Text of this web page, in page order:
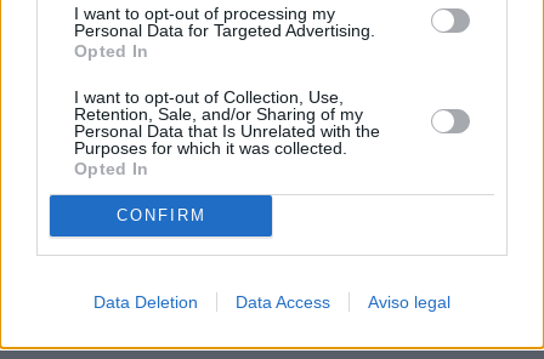
I want to opt-out of processing my
Personal Data for Targeted Advertising.
Opted In
I want to opt-out of Collection, Use,
Retention, Sale, and/or Sharing of my
Personal Data that Is Unrelated with the
Purposes for which it was collected.
Opted In
CONFIRM
Data Deletion Data Access Aviso legal